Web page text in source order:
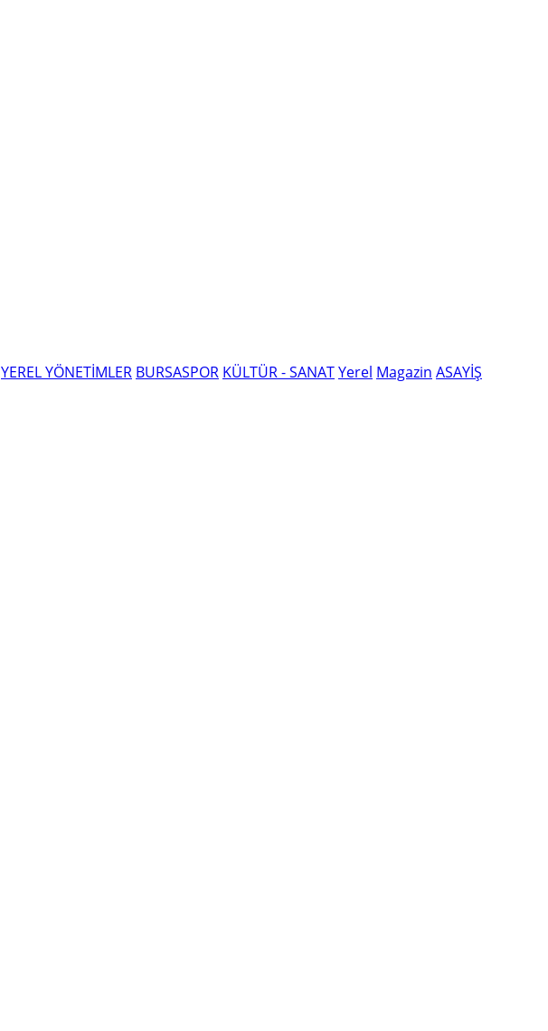
YEREL YÖNETİMLER BURSASPOR KÜLTÜR - SANATYerel Magazin ASAYİŞ